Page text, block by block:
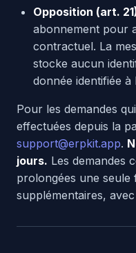
Opposition (art.
abonnement pour
contractuel. La
stocke aucun
donnée identifiée
Pour les demandes
effectuées depuis la
support@erpkit.app.
jours. Les demandes
prolongées une seule
supplémentaires,